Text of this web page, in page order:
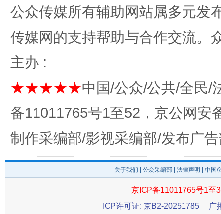
东山县通报“牛蛙产品抗生素超标问题” 法
公众传媒所有辅助网站属多元发
传媒网的支持帮助与合作交流。
主办 :
★★★★★中国/公众/公共/全民/
备11011765号1至52，京公网安
制作采编部/影视采编部/发布广
关于我们 公众采编部 法律声明 | 中国
京ICP备11011765号1至
ICP许可证: 京B2-20251785
广